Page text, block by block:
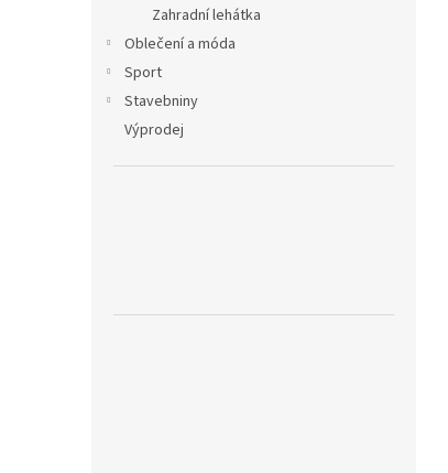
Zahradní lehátka
Oblečení a móda
Sport
Stavebniny
Výprodej